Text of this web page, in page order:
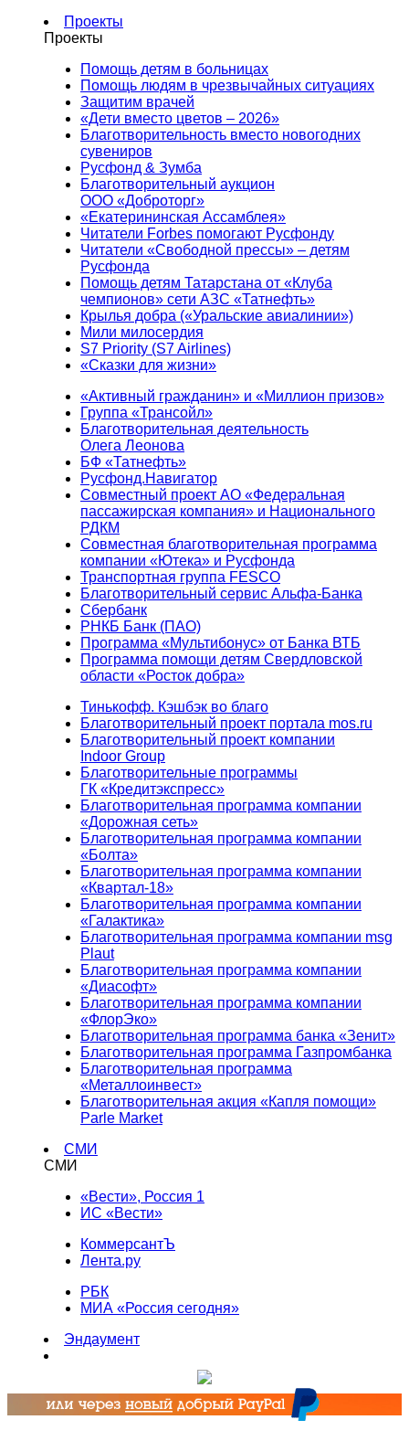
Проекты
Проекты
Помощь детям в больницах
Помощь людям в чрезвычайных ситуациях
Защитим врачей
«Дети вместо цветов – 2026»
Благотворительность вместо новогодних
сувениров
Русфонд & Зумба
Благотворительный аукцион
ООО «Доброторг»
«Екатерининская Ассамблея»
Читатели Forbes помогают Русфонду
Читатели «Свободной прессы» – детям
Русфонда
Помощь детям Татарстана от «Клуба
чемпионов» сети АЗС «Татнефть»
Крылья добра («Уральские авиалинии»)
Мили милосердия
S7 Priority (S7 Airlines)
«Сказки для жизни»
«Активный гражданин» и «Миллион призов»
Группа «Трансойл»
Благотворительная деятельность
Олега Леонова
БФ «Татнефть»
Русфонд.Навигатор
Совместный проект АО «Федеральная
пассажирская компания» и Национального
РДКМ
Совместная благотворительная программа
компании «Ютека» и Русфонда
Транспортная группа FESCO
Благотворительный сервис Альфа-Банка
Сбербанк
РНКБ Банк (ПАО)
Программа «Мультибонус» от Банка ВТБ
Программа помощи детям Свердловской
области «Росток добра»
Тинькофф. Кэшбэк во благо
Благотворительный проект портала mos.ru
Благотворительный проект компании
Indoor Group
Благотворительные программы
ГК «Кредитэкспресс»
Благотворительная программа компании
«Дорожная сеть»
Благотворительная программа компании
«Болта»
Благотворительная программа компании
«Квартал-18»
Благотворительная программа компании
«Галактика»
Благотворительная программа компании msg
Plaut
Благотворительная программа компании
«Диасофт»
Благотворительная программа компании
«ФлорЭко»
Благотворительная программа банка «Зенит»
Благотворительная программа Газпромбанка
Благотворительная программа
«Металлоинвест»
Благотворительная акция «Капля помощи»
Parle Market
СМИ
СМИ
«Вести», Россия 1
ИС «Вести»
КоммерсантЪ
Лента.ру
РБК
МИА «Россия сегодня»
Эндаумент